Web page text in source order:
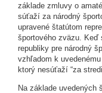
základe zmluvy o
súťaží za národný
upravené štatútom
športového zväzu. Keď
republiky pre národný
vzhľadom k
ktorý nesúťaží “za
Na základe uvedených